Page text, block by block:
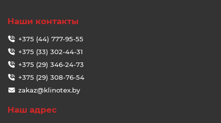
Наши контакты
+375 (44) 777-95-55
+375 (33) 302-44-31
+375 (29) 346-24-73
+375 (29) 308-76-54
zakaz@klinotex.by
Наш адрес